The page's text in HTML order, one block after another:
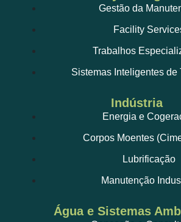
Gestão da
Facility
Trabalhos
Sistemas Inteligentes de
Indústria
Energia e
Corpos Moentes
Lubrificação
Manutenção
Água e Sistemas